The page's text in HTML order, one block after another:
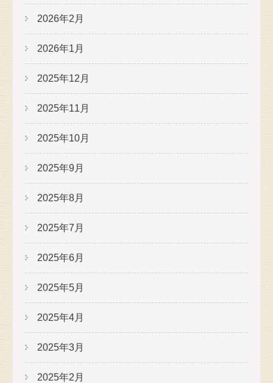
2026年2月
2026年1月
2025年12月
2025年11月
2025年10月
2025年9月
2025年8月
2025年7月
2025年6月
2025年5月
2025年4月
2025年3月
2025年2月